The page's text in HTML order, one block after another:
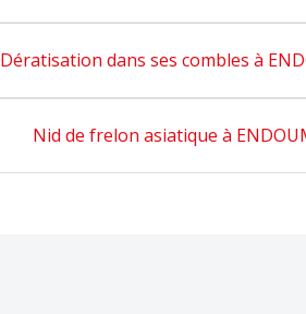
Dératisation dans ses combles à
Nid de frelon asiatique à